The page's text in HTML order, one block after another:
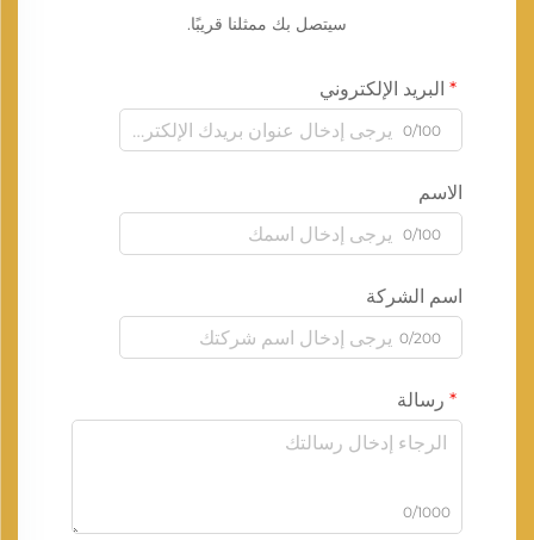
سيتصل بك ممثلنا قريبًا.
البريد الإلكتروني
0/100
الاسم
0/100
اسم الشركة
0/200
رسالة
0/1000